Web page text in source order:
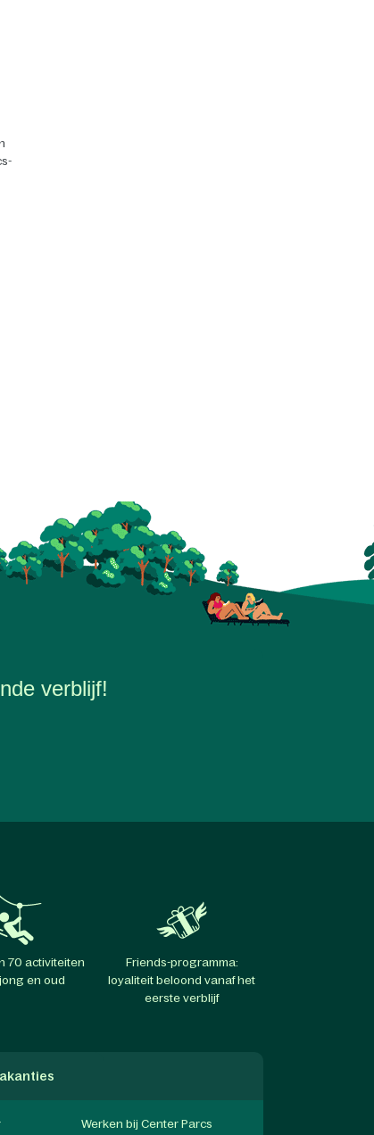
verblijf!
70 activiteiten
en oud
Friends-programma:
loyaliteit beloond vanaf het
eerste verblijf
Werken bij Center Parcs